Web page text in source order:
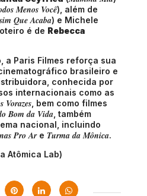
Menos Você), além de
Que Acaba) e Michele
é de Rebecca
a Paris Filmes reforça sua
brasileiro e
conhecida por
internacionais como as
Vorazes , bem como filmes
Bom da Vida , também
nacional, incluindo
Pro Are Turma da Mônica.
Atômica Lab)